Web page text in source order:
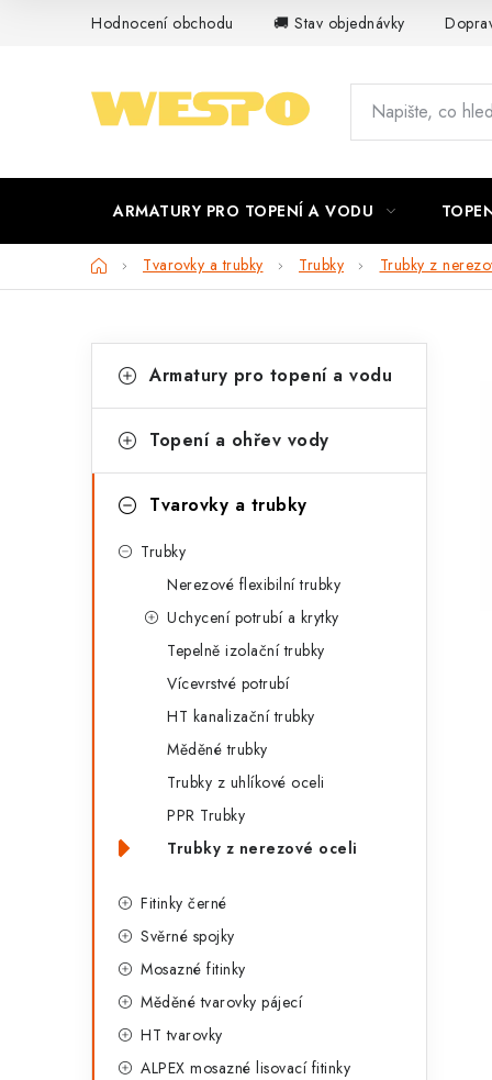
Hodnocení obchodu 🚚 Stav objednávky
ARMATURY PRO TOPENÍ A VODU
DomůTvarovky a trubky Trubky Trubky z
o
t
kategorie
a
e
Armatury pro topení a vodu
Topení a ohřev vody
Tvarovky a trubky
Trubky
Nerezové flexibilní trubky
Uchycení potrubí a krytky
Tepelně izolační trubky
Vícevrstvé potrubí
HT kanalizační trubky
Měděné trubky
Trubky z uhlíkové oceli
PPR Trubky
Trubky z nerezové oceli
Fitinky černé
Svěrné spojky
Mosazné fitinky
Měděné tvarovky pájecí
HT tvarovky
ALPEX mosazné lisovací fitinky